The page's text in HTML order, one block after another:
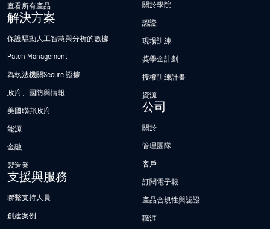
查看所有產品
解決方案
保護驅動人工智慧與分析的數據
Patch Management
為執法機關Secure 證據
政府、國防與情報
美國聯邦政府
能源
金融
製造業
支援與服務
聯繫支持人員
創建案例
關於學院
認證
現場訓練
獎學金計劃
授權訓練計畫
資源
公司
關於
管理團隊
客戶
訂閱電子報
產品合規性與認證
職涯